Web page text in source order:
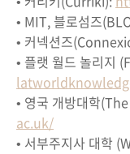
• MIT, 블로섬즈
• 커넥션즈
• 플랫 월드 놀리
• 영국 개방대학
ac.uk/
• 서부주지사 대학